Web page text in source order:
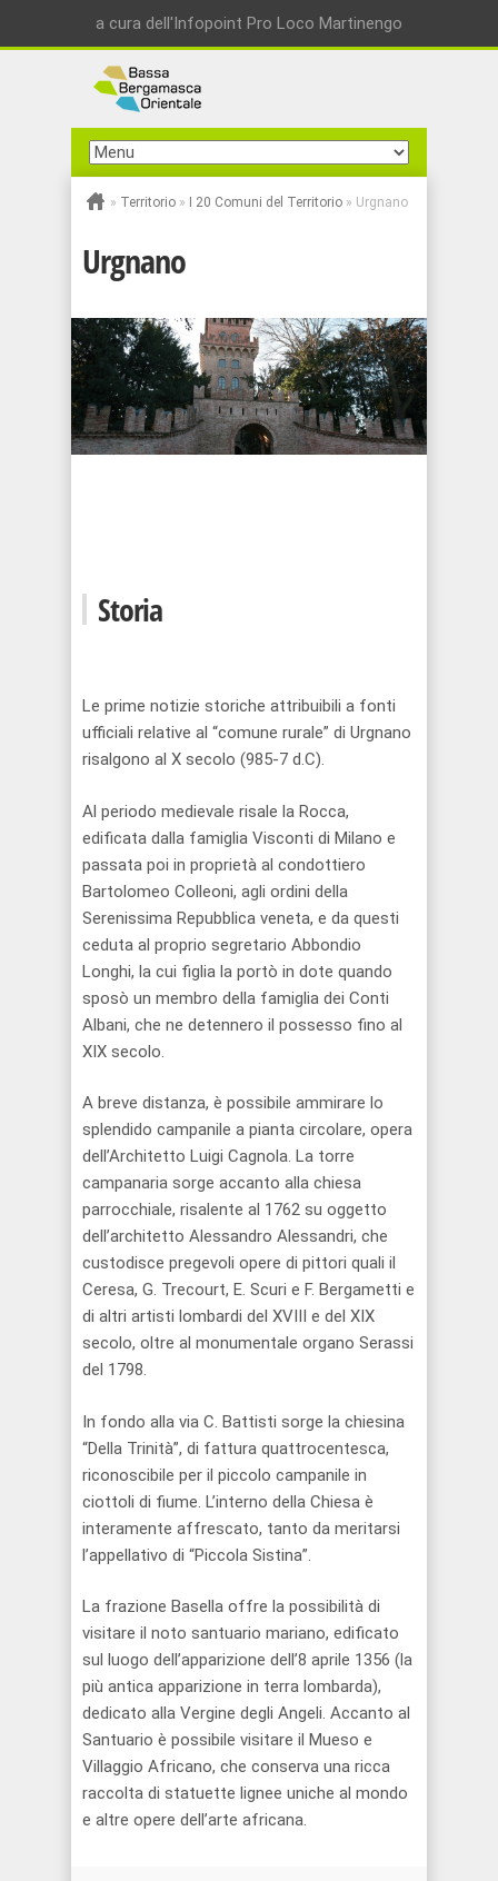
a cura dell'Infopoint Pro Loco Martinengo
» Territorio » I 20 Comuni del Territorio » Urgnano
Urgnano
Storia
Le prime notizie storiche attribuibili a fonti
ufficiali relative al “comune rurale” di Urgnano
risalgono al X secolo (985-7 d.C).
Al periodo medievale risale la Rocca,
edificata dalla famiglia Visconti di Milano e
passata poi in proprietà al condottiero
Bartolomeo Colleoni, agli ordini della
Serenissima Repubblica veneta, e da questi
ceduta al proprio segretario Abbondio
Longhi, la cui figlia la portò in dote quando
sposò un membro della famiglia dei Conti
Albani, che ne detennero il possesso fino al
XIX secolo.
A breve distanza, è possibile ammirare lo
splendido campanile a pianta circolare, opera
dell’Architetto Luigi Cagnola. La torre
campanaria sorge accanto alla chiesa
parrocchiale, risalente al 1762 su oggetto
dell’architetto Alessandro Alessandri, che
custodisce pregevoli opere di pittori quali il
Ceresa, G. Trecourt, E. Scuri e F. Bergametti e
di altri artisti lombardi del XVIII e del XIX
secolo, oltre al monumentale organo Serassi
del 1798.
In fondo alla via C. Battisti sorge la chiesina
“Della Trinità”, di fattura quattrocentesca,
riconoscibile per il piccolo campanile in
ciottoli di fiume. L’interno della Chiesa è
interamente affrescato, tanto da meritarsi
l’appellativo di “Piccola Sistina”.
La frazione Basella offre la possibilità di
visitare il noto santuario mariano, edificato
sul luogo dell’apparizione dell’8 aprile 1356 (la
più antica apparizione in terra lombarda),
dedicato alla Vergine degli Angeli. Accanto al
Santuario è possibile visitare il Mueso e
Villaggio Africano, che conserva una ricca
raccolta di statuette lignee uniche al mondo
e altre opere dell’arte africana.